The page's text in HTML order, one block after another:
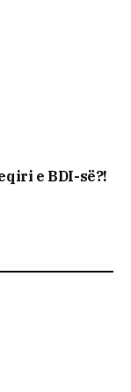
e BDI-së?!